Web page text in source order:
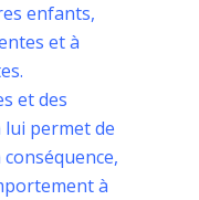
enfants,
et à
et des
lui permet de
à